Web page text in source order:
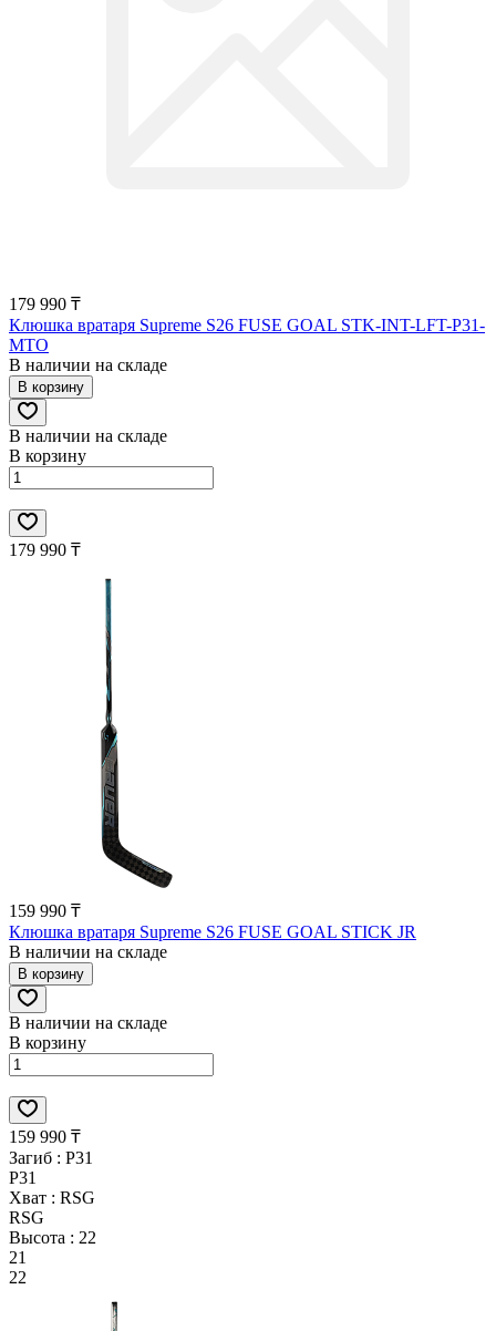
179 990 ₸
Клюшка вратаря Supreme S26 FUSE GOAL STK-INT-LFT-P31-
MTO
В наличии на складе
В корзину
В наличии на складе
В корзину
179 990 ₸
159 990 ₸
Клюшка вратаря Supreme S26 FUSE GOAL STICK JR
В наличии на складе
В корзину
В наличии на складе
В корзину
159 990 ₸
Загиб : P31
P31
Хват : RSG
RSG
Высота : 22
21
22